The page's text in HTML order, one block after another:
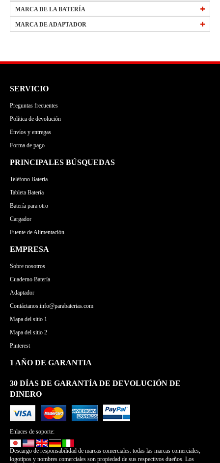
W0Y6W
precio45 € -59,99 € (Más)
precio60 € -74,99 € (Más)
todos bateria 2400mAh 3.7V
todos bateria 2500mAh 3.8V
Preguntas frecuentes
Política de devolución
MARCA DE LA BATERÍA
APPLE
MARCA DE ADAPTADOR
SERVICIO
Preguntas frecuentes
Política de devolución
Envíos y entregas
Forma de pago
PRINCIPALES BÚSQUEDAS
Teléfono Batería
Tableta Batería
Batería para otro
Cargador
Fuente de Alimentación
EMPRESA
Sobre nosotros
Cuaderno Batería
Adaptador
Contáctanos:info@parabaterias.com
Mapa del sitio 1
Mapa del sitio 2
Pinterest
1 AÑO DE GARANTIA
30 DÍAS DE GARANTÍA DE DEVOLUCIÓN DE
DINERO
Enlaces de soporte:
Descargo de responsabilidad de marcas comerciales: todas las marcas comerciales,
logotipos y nombres comerciales son propiedad de sus respectivos dueños. Los